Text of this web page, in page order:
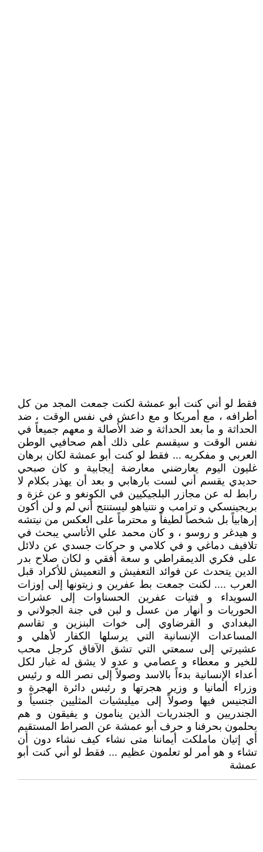
فقط لو أني كنت أبو عمشة لكنت جمعت المجد من كل
أطرافه ، مع أمريكا و مع داعش في نفس الوقت ، ضد
الحداثة و ما بعد الحداثة و ضد الأصالة و معهم جميعاً في
نفس الوقت و سيقسم على ذلك أهم صحافيي الوطن
العربي و مفكريه ... فقط لو كنت أبو عمشة لكان برهان
غليون اليوم يعارضني معارضة إيجابية و كان صبحي
حديدي يقسم أني لست بارهابي و بعد أن يهذر بكلام لا
رابط له عن مجازر البلجيكيين في الكونغو و عن غزة و
بريجينسكي و ترامب و نتنياهو ليستنتج أني لم و لن أكون
إرهابياً بل شخصاً لطيفاً و محترماً على العكس من نيتشه
و هيدغر و روسو ، و كان محمد علي الأتاسي يبحث في
تلافيف دماغي و في كلامي و حركات جسدي عن دلائل
على فكري الديمقراطي و سعة أفقي و لكان صلاح بدر
الدين يتحدث عن فوائد التعفيش و التعميش للأكراد قبل
العرب .... لكنت جمعت بط عفرين و زيتونها إلى إوزات
السويداء و فتيات عفرين الحسناوات إلى عشرات
الحوريات و أنهار من عسل و لبن في جنة الجولاني و
البغدادي و القرضاوي إلى خوات البنزين و تقاسم
المساعدات الإنسانية التي يرسلها الكفار لأهلي و
عشيرتي إلى سمعتي التي تشق الآفاق كرجل محب
للخير و معطاء و عصامي و عدو لا يشق له غبار لكل
أعداء الإنسانية بدءاً بالاسد وصولاً إلى نصر الله و رئيس
وزراء ألمانيا و وزير هجرتها و رئيس دائرة الهجرة و
التجنيس فيها وصولاً إلى ميليشيات المثليين جنسياً و
الجندريين و الجندريات الذين ينامون و يفيقون و هم
يحلمون بحرفنا و حرف أبو عمشة عن الصراط المستقيم
أي إتيان ماملكت أيماننا متى نشاء كيف نشاء دون أن
تشاء و هو أمر لو تعلمون عظيم ... فقط لو أني كنت أبو
عمشة